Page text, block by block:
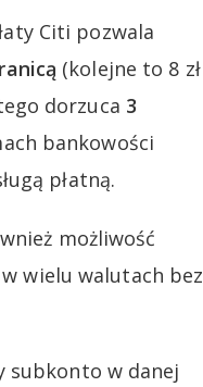
Citi pozwala
(kolejne to 8 zł
dorzuca 3
bankowości
płatną.
możliwość
wielu walutach bez
subkonto w danej